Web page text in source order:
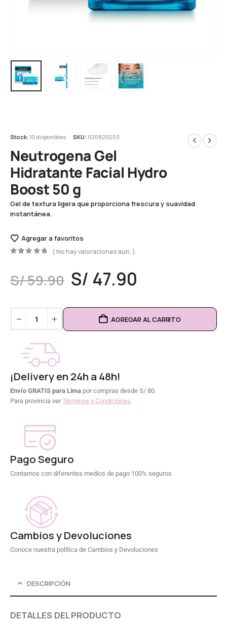
Stock: 10 disponibles SKU: 020820203
Neutrogena Gel
Hidratante Facial Hydro
Boost 50 g
Gel de textura ligera que proporciona frescura y suavidad
instantánea.
Agregar a favoritos
( No hay valoraciones aún. )
S/59.90 S/ 47.90
AGREGAR AL CARRITO
¡Delivery en 24h a 48h!
Envío GRATIS para Lima por compras desde S/ 80.
Para provincia verTérminos y Condiciones
Pago Seguro
Contamos con diferentes medios de pago 100% seguros
Cambios y Devoluciones
Conoce nuestra política de Cambios y Devoluciones
DESCRIPCIÓN
DETALLES DEL PRODUCTO